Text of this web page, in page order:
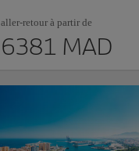
aller-retour à partir de
6381 MAD